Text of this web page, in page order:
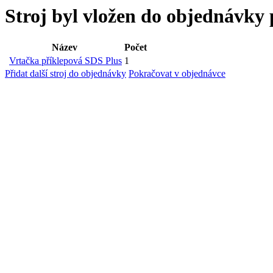
Stroj byl vložen do objednávky
Název
Počet
Vrtačka příklepová SDS Plus 1
Přidat další stroj do objednávky Pokračovat v objednávce